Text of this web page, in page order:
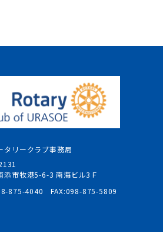
タリークラブ事務局
添市牧港5-6-3 南海ビル3Ｆ
875-4040 FAX:098-875-5809